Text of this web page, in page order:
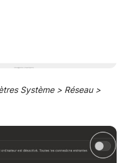
Système > Réseau >